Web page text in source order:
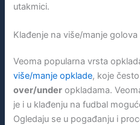
utakmici.
Klađenje na više/manje
Veoma popularna vrsta
više/manje opklade, koje
over/under opkladama.
je i u klađenju na fudbal
Ogledaju se u pogađanju i